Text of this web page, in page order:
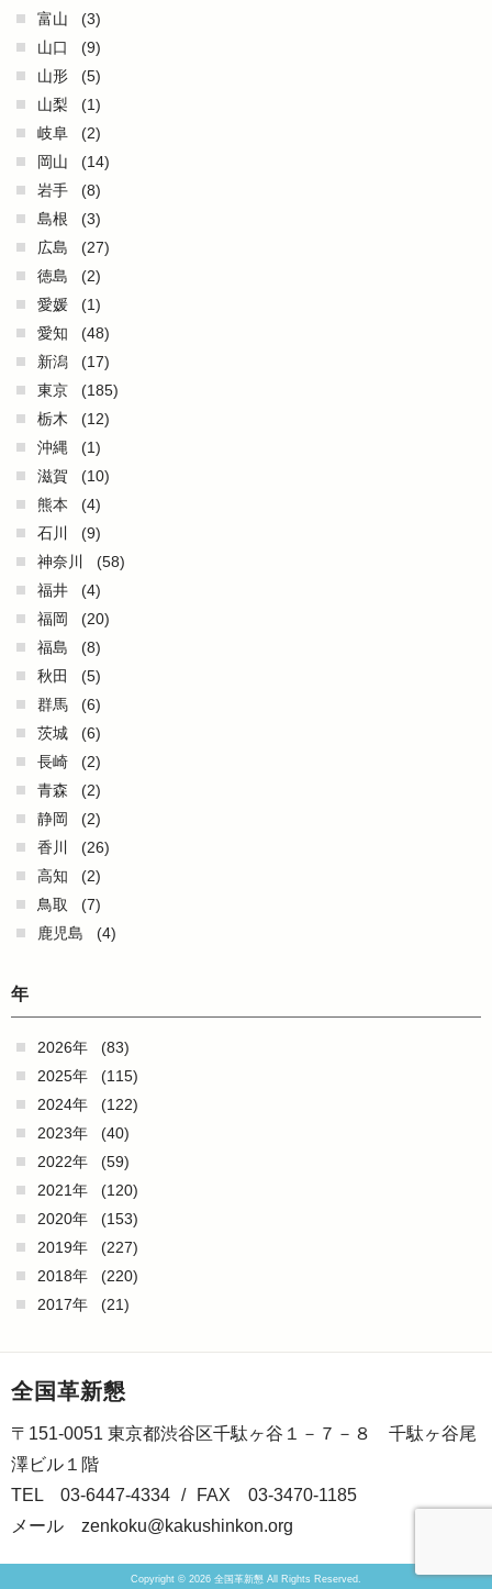
富山
(3)
山口
(9)
山形
(5)
山梨
(1)
岐阜
(2)
岡山
(14)
岩手
(8)
島根
(3)
広島
(27)
徳島
(2)
愛媛
(1)
愛知
(48)
新潟
(17)
東京
(185)
栃木
(12)
沖縄
(1)
滋賀
(10)
熊本
(4)
石川
(9)
神奈川
(58)
福井
(4)
福岡
(20)
福島
(8)
秋田
(5)
群馬
(6)
茨城
(6)
長崎
(2)
青森
(2)
静岡
(2)
香川
(26)
高知
(2)
鳥取
(7)
鹿児島
(4)
年
2026年
(83)
2025年
(115)
2024年
(122)
2023年
(40)
2022年
(59)
2021年
(120)
2020年
(153)
2019年
(227)
2018年
(220)
2017年
(21)
全国革新懇
〒151-0051 東京都渋谷区千駄ヶ谷１－７－８ 千駄ヶ谷尾
澤ビル１階
TEL 03-6447-4334 /
FAX 03-3470-1185
メール zenkoku@kakushinkon.org
Copyright © 2026 全国革新懇 All Rights Reserved.